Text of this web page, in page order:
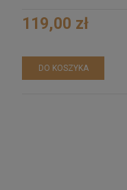
119,00 zł
DO KOSZYKA